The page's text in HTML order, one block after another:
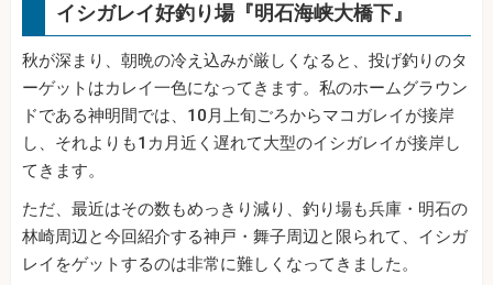
イシガレイ好釣り場『明石海峡大橋下』
秋が深まり、朝晩の冷え込みが厳しくなると、投げ釣りのタ
ーゲットはカレイ一色になってきます。私のホームグラウン
ドである神明間では、10月上旬ごろからマコガレイが接岸
し、それよりも1カ月近く遅れて大型のイシガレイが接岸し
てきます。
ただ、最近はその数もめっきり減り、釣り場も兵庫・明石の
林崎周辺と今回紹介する神戸・舞子周辺と限られて、イシガ
レイをゲットするのは非常に難しくなってきました。